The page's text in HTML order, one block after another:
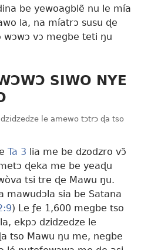
be yewoagblẽ nu le mía
la, na míatrɔ susu ɖe
wɔwɔ vɔ megbe teti ŋu
SIWO NYE
le amewo tɔtrɔ ɖa tso
Ta 3 lia me be dzodzro vɔ̃
ɖeka me be yeaɖu
tsi tre ɖe Mawu ŋu.
mawudɔla sia be Satana
) Le ƒe 1,600 megbe tso
ekpɔ dzidzedze le
tso Mawu ŋu me, negbe